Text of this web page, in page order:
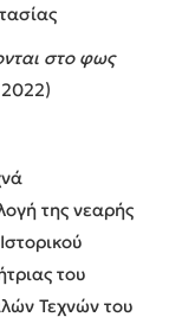
στο φως
της νεαρής
του
Τεχνών του